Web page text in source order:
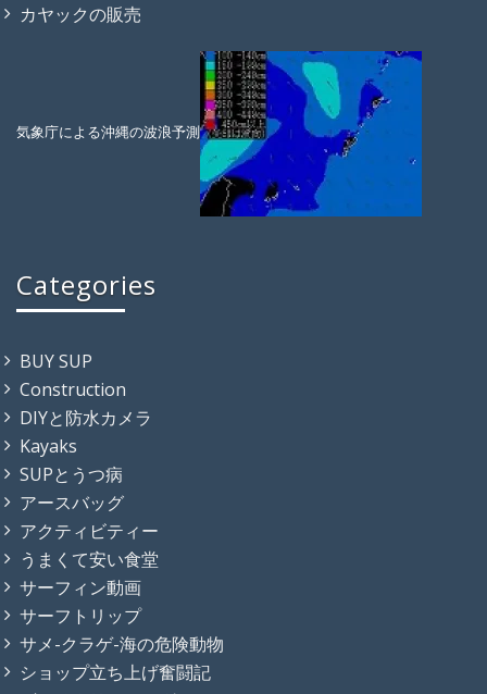
カヤックの販売
気象庁による沖縄の波浪予測
Categories
BUY SUP
Construction
DIYと防水カメラ
Kayaks
SUPとうつ病
アースバッグ
アクティビティー
うまくて安い食堂
サーフィン動画
サーフトリップ
サメ-クラゲ-海の危険動物
ショップ立ち上げ奮闘記